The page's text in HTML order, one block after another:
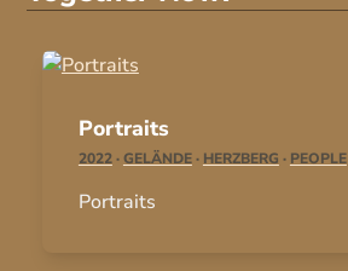
Portraits
2022·GELÄNDE· HERZBERG · PEOPLE
Portraits